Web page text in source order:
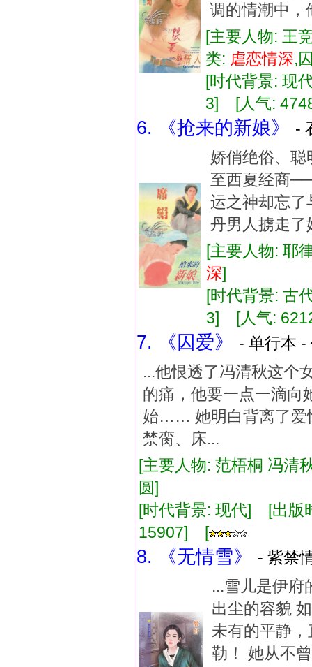
调的情潮中
[主要人物: 王
类: 虐恋情深,
[时代背景: 现
3] [人气:
6. 《抢来的新娘》
-
娇俏绝俗、聪
至西夏经商
运之神却忘
丹男人掳走
[主要人物: 耶
深]
[时代背景: 古
3] [人气:
7. 《囚爱》
- 单行本
...他恨透了冯清秋这个
的痛，他要一点一滴向
始…… 她明白背离了爱
禁脔、床...
[主要人物: 范梧桐 冯
圆]
[时代背景: 现代] [出
15907] [
8. 《无情雪》
- 紫禁
...雪儿是伊府
出尘的容貌
未有的平静
勒！ 她从不